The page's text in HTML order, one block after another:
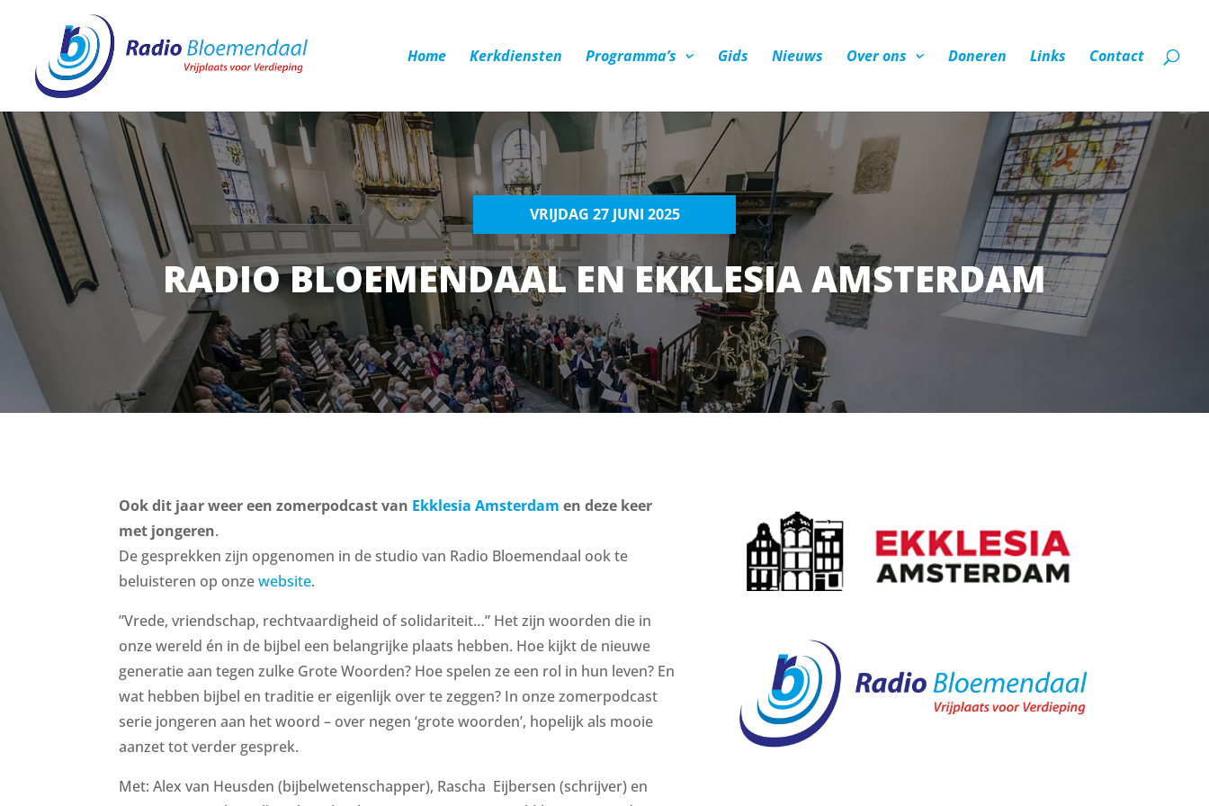
Home Kerkdiensten Programma’s Gids Nieuws Over ons Doneren Links Contact
VRIJDAG 27 JUNI 2025
RADIO BLOEMENDAAL EN EKKLESIA AMSTERDAM
Ook dit jaar weer een zomerpodcast van Ekklesia Amsterdam en deze keer
met jongeren.
De gesprekken zijn opgenomen in de studio van Radio Bloemendaal ook te
beluisteren op onzewebsite.
”Vrede, vriendschap, rechtvaardigheid of solidariteit…” Het zijn woorden die in
onze wereld én in de bijbel een belangrijke plaats hebben. Hoe kijkt de nieuwe
generatie aan tegen zulke Grote Woorden? Hoe spelen ze een rol in hun leven? En
wat hebben bijbel en traditie er eigenlijk over te zeggen? In onze zomerpodcast
serie jongeren aan het woord – over negen ‘grote woorden’, hopelijk als mooie
aanzet tot verder gesprek.
Met: Alex van Heusden (bijbelwetenschapper), Rascha Eijbersen (schrijver) en